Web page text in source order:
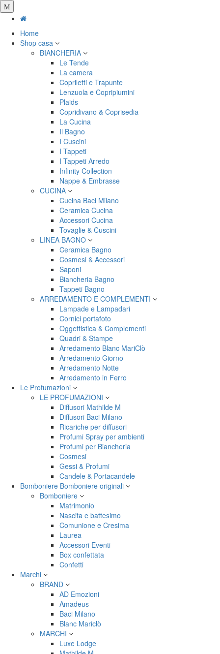
Salta
al
principaleHome
Shop casa
BIANCHERIA
Le Tende
La camera
Copriletti e Trapunte
Lenzuola e Copripiumini
Plaids
Copridivano & Coprisedia
La Cucina
Il Bagno
I Cuscini
I Tappeti
I Tappeti Arredo
Infinity Collection
Nappe & Embrasse
CUCINA
Cucina Baci Milano
Ceramica Cucina
Accessori Cucina
Tovaglie & Cuscini
LINEA BAGNO
Ceramica Bagno
Cosmesi & Accessori
Saponi
Biancheria Bagno
Tappeti Bagno
ARREDAMENTO E COMPLEMENTI
Lampade e Lampadari
Cornici portafoto
Oggettistica & Complementi
Quadri & Stampe
Arredamento Blanc MariClò
Arredamento Giorno
Arredamento Notte
Arredamento in Ferro
Le Profumazioni
LE PROFUMAZIONI
Diffusori Mathilde M
Diffusori Baci Milano
Ricariche per diffusori
Profumi Spray per ambienti
Profumi per Biancheria
Cosmesi
Gessi & Profumi
Candele & Portacandele
Bomboniere Bomboniere originali
Bomboniere
Matrimonio
Nascita e battesimo
Comunione e Cresima
Laurea
Accessori Eventi
Box confettata
Confetti
Marchi
BRAND
AD Emozioni
Amadeus
Baci Milano
Blanc Mariclò
MARCHI
Luxe Lodge